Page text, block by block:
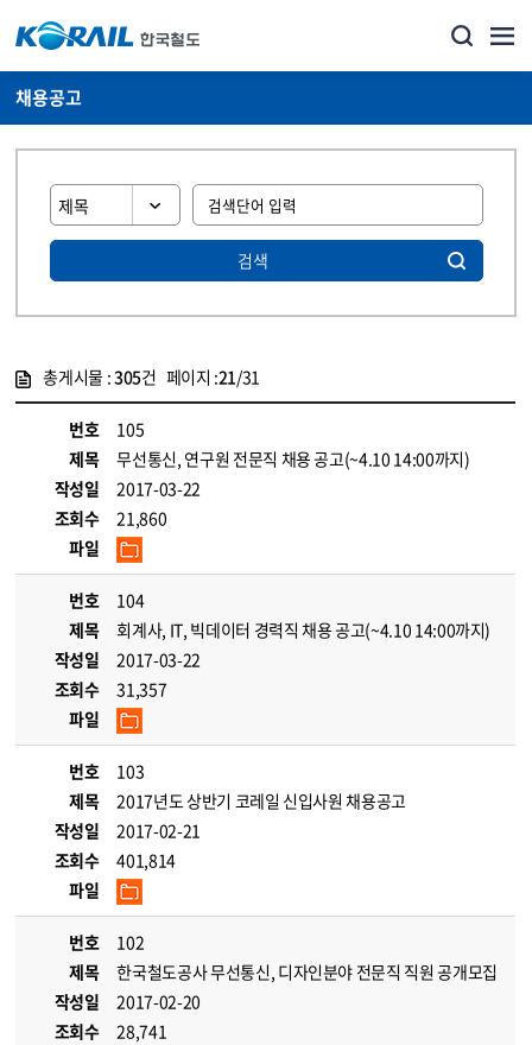
채용공고
검색
총게시물 :305건 페이지 :21/31
번호
105
제목
무선통신, 연구원 전문직 채용 공고(~4.10 14:00까지)
작성일
2017-03-22
조회수
21,860
파일
번호
104
제목
회계사, IT, 빅데이터 경력직 채용 공고(~4.10 14:00까지)
작성일
2017-03-22
조회수
31,357
파일
번호
103
제목
2017년도 상반기 코레일 신입사원 채용공고
작성일
2017-02-21
조회수
401,814
파일
번호
102
제목
한국철도공사 무선통신, 디자인분야 전문직 직원 공개모집
작성일
2017-02-20
조회수
28,741